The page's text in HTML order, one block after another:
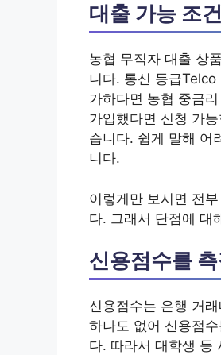
대출 가능 조건
농협 무직자 대출 상
니다. 통신 등급
가하다면 농협 중금
가입했다면 신청 가
습니다. 쉽게 말해 어
니다.
이렇게만 보시면 전
다. 그래서 단점에 대
신용점수를
신용점수는 은행 거
하나도 없어 신용점
다. 따라서 대학생 등